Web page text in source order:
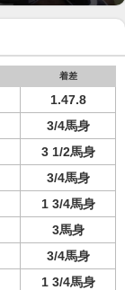
着差
1.47.8
3/4馬身
3 1/2馬身
3/4馬身
1 3/4馬身
3馬身
3/4馬身
1 3/4馬身